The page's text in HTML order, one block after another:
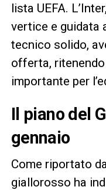
lista UEFA.
vertice e guidata
tecnico solido,
offerta,
importante per
Il piano del
gennaio
Come riportato
giallorosso ha